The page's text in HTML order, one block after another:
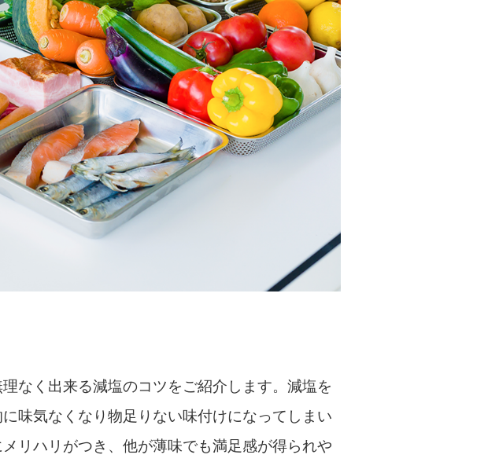
なく出来る減塩のコツをご紹介します。減塩を
味気なくなり物足りない味付けになってしまい
リハリがつき、他が薄味でも満足感が得られや